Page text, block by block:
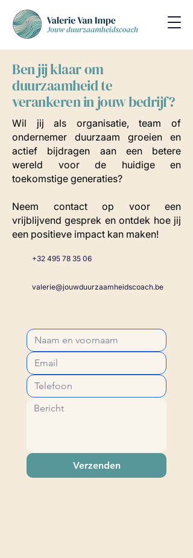
Ben jij klaar om
duurzaamheid te
verankeren in jouw bedrijf?
Wil jij als organisatie, team of
ondernemer duurzaam groeien en
actief bijdragen aan een betere
wereld voor de huidige en
toekomstige generaties?
Neem contact op voor een
vrijblijvend gesprek en ontdek hoe jij
een positieve impact kan maken!
+32 495 78 35 06
valerie@jouwduurzaamheidscoach.be
Verzenden